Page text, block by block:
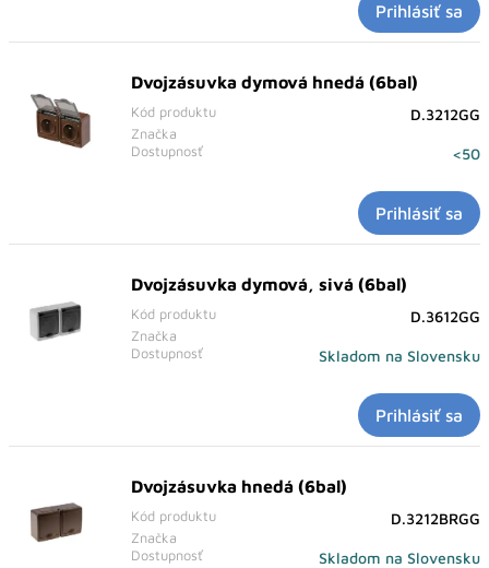
Prihlásiť sa
Dvojzásuvka dymová hnedá (6bal)
Značka
Kód produktu D.3212GG
Dostupnosť <50
Prihlásiť sa
Dvojzásuvka dymová, sivá (6bal)
Značka
Kód produktu D.3612GG
Dostupnosť Skladom na Slovensku
Prihlásiť sa
Dvojzásuvka hnedá (6bal)
Značka
Kód produktu D.3212BRGG
Dostupnosť Skladom na Slovensku